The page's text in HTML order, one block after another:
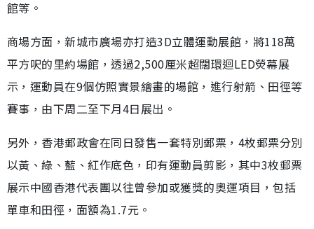
館等。
商場方面，新城市廣場亦打造3D立體運動展館，將118萬
平方呎的里約場館，透過2,500厘米超闊環迴LED熒幕展
示，運動員在9個仿照實景繪畫的場館，進行射箭、田徑等
賽事，由下周二至下月4日展出。
另外，香港郵政會在同日發售一套特別郵票，4枚郵票分別
以黃、綠、藍、紅作底色，印有運動員剪影，其中3枚郵票
展示中國香港代表團以往曾參加或獲獎的奧運項目，包括
單車和田徑，面額為1.7元。